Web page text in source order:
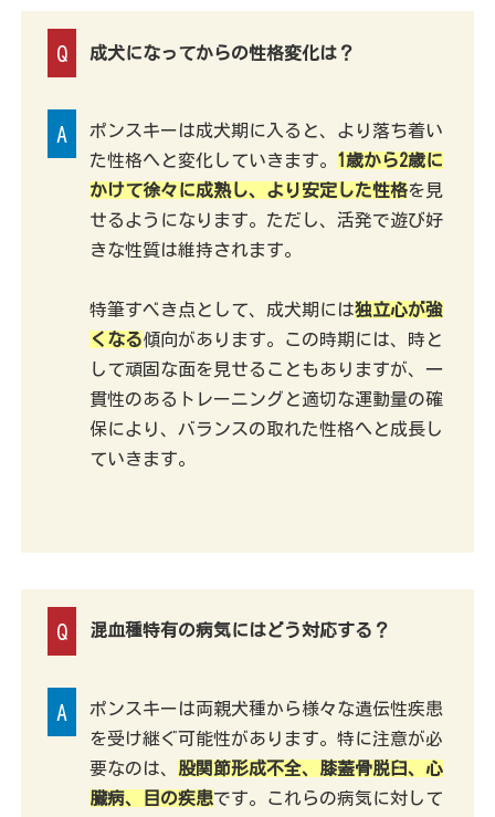
Q 成犬になってからの性格変化は？
A
ポンスキーは成犬期に入ると、より落ち着い
た性格へと変化していきます。 1歳から2歳に
かけて徐々に成熟し、より安定した性格を見
せるようになります。ただし、活発で遊び好
きな性質は維持されます。
特筆すべき点として、成犬期には独立心が強
くなる傾向があります。この時期には、時と
して頑固な面を見せることもありますが、一
貫性のあるトレーニングと適切な運動量の確
保により、バランスの取れた性格へと成長し
ていきます。
Q 混血種特有の病気にはどう対応する？
A
ポンスキーは両親犬種から様々な遺伝性疾患
を受け継ぐ可能性があります。特に注意が必
要なのは、 股関節形成不全、膝蓋骨脱臼、心
臓病、目の疾患です。これらの病気に対して